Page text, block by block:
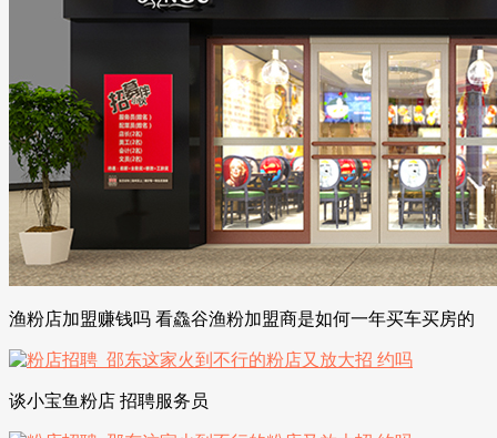
渔粉店加盟赚钱吗 看鱻谷渔粉加盟商是如何一年买车买房的
谈小宝鱼粉店 招聘服务员